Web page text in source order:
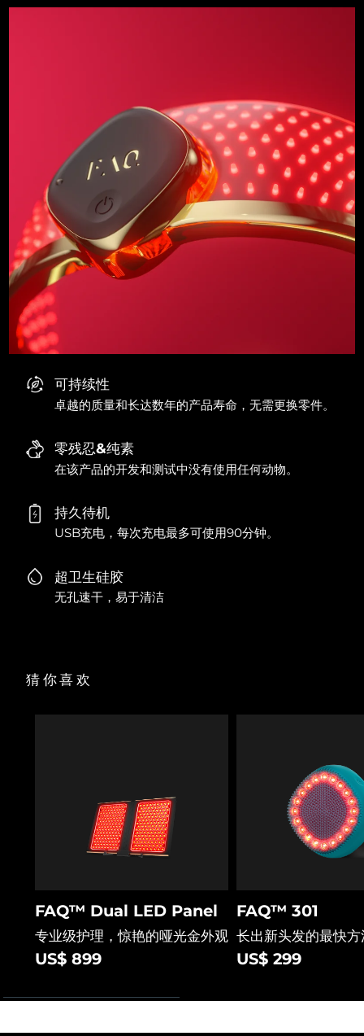
可持续性
卓越的质量和长达数年的产品寿命，无需更换零件。
零残忍&纯素
在该产品的开发和测试中没有使用任何动物。
持久待机
USB充电，每次充电最多可使用90分钟。
超卫生硅胶
无孔速干，易于清洁
猜你喜欢
FAQ™ Dual LED Panel
专业级护理，惊艳的哑光金外观
US$ 899
FAQ™ 301
长出新头发的最快方
US$ 299